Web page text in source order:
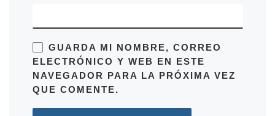
GUARDA MI NOMBRE, CORREO
ELECTRÓNICO Y WEB EN ESTE
NAVEGADOR PARA LA PRÓXIMA VEZ
QUE COMENTE.